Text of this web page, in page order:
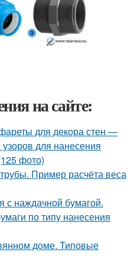
на сайте:
для декора стен —
для нанесения
фото)
Пример расчёта веса
с наждачной бумагой.
по типу нанесения
доме. Типовые